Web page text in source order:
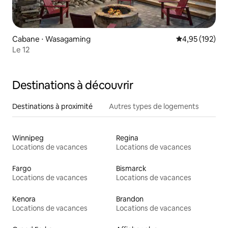
Cabane ⋅ Wasagaming Évaluation
4,95 (192)
Le 12
Destinations à découvrir
Destinations à proximité Autres types de logements
Winnipeg
Locations de vacances
Regina
Locations de vacances
Fargo
Locations de vacances
Bismarck
Locations de vacances
Kenora
Locations de vacances
Brandon
Locations de vacances